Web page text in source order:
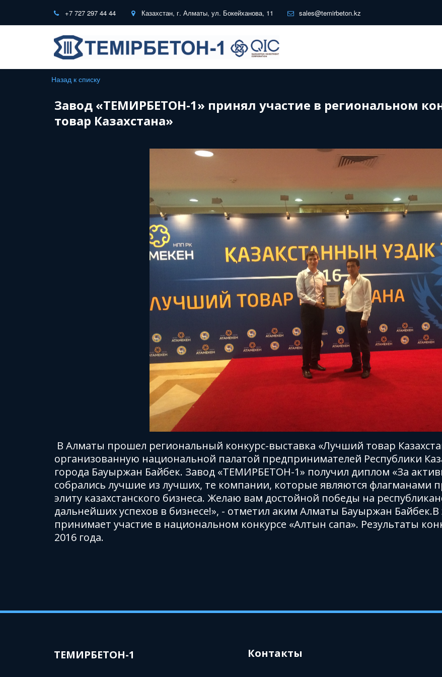
+7 727 297 44 44 Казахстан, г. Алматы, ул. Бокейханова, 11 sales@temirbeton.kz
Назад к списку
Завод «ТЕМИРБЕТОН-1» принял участие в региональном
товар Казахстана»
В Алматы прошел региональный конкурс-выставка «Лучший товар
организованную национальной палатой предпринимателей Республики
города Бауыржан Байбек. Завод «ТЕМИРБЕТОН-1» получил диплом «За
собрались лучшие из лучших, те компании, которые являются флагманами
элиту казахстанского бизнеса. Желаю вам достойной победы на
дальнейших успехов в бизнесе!», - отметил аким Алматы Бауыржан
принимает участие в национальном конкурсе «Алтын сапа». Результаты
2016 года.
ТЕМИРБЕТОН-1 Контакты